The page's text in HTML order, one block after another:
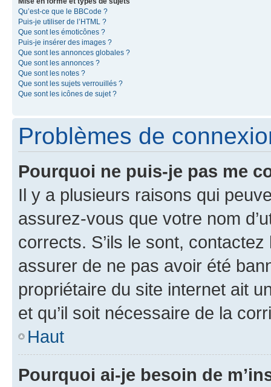
Qu’est-ce que le BBCode ?
Puis-je utiliser de l’HTML ?
Que sont les émoticônes ?
Puis-je insérer des images ?
Que sont les annonces globales ?
Que sont les annonces ?
Que sont les notes ?
Que sont les sujets verrouillés ?
Que sont les icônes de sujet ?
Problèmes de
Pourquoi ne puis-je pas me
Il y a plusieurs raisons qui
assurez-vous que votre nom
corrects. S’ils le sont,
assurer de ne pas avoir été
propriétaire du site internet ait
et qu’il soit nécessaire de la
Haut
Pourquoi ai-je besoin de